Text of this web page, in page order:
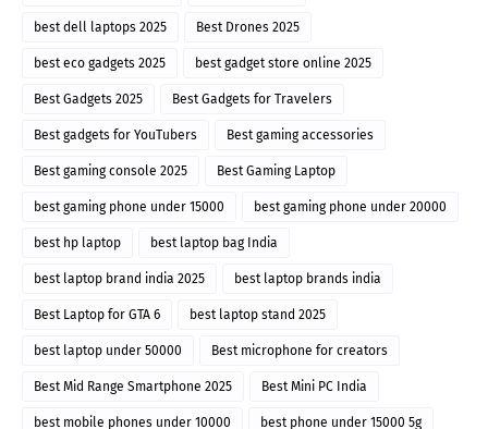
best dell laptops 2025 Best Drones 2025
best eco gadgets 2025 best gadget store online 2025
Best Gadgets 2025 Best Gadgets for Travelers
Best gadgets for YouTubers Best gaming accessories
Best gaming console 2025 Best Gaming Laptop
best gaming phone under 15000 best gaming phone under 20000
best hp laptop best laptop bag India
best laptop brand india 2025 best laptop brands india
Best Laptop for GTA 6 best laptop stand 2025
best laptop under 50000 Best microphone for creators
Best Mid Range Smartphone 2025 Best Mini PC India
best mobile phones under 10000 best phone under 15000 5g